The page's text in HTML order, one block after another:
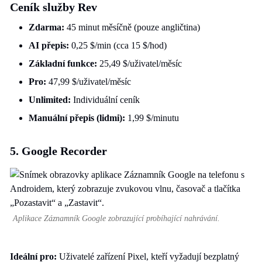
Ceník služby Rev
Zdarma: 45 minut měsíčně (pouze angličtina)
AI přepis: 0,25 $/min (cca 15 $/hod)
Základní funkce: 25,49 $/uživatel/měsíc
Pro: 47,99 $/uživatel/měsíc
Unlimited: Individuální ceník
Manuální přepis (lidmi): 1,99 $/minutu
5. Google Recorder
Aplikace Záznamník Google zobrazující probíhající nahrávání.
Ideální pro: Uživatelé zařízení Pixel, kteří vyžadují bezplatný